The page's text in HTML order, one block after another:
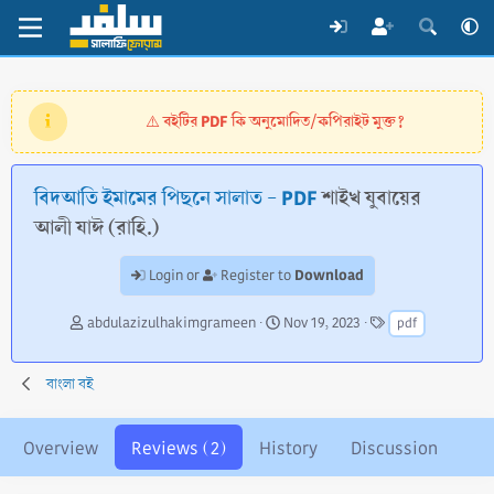
⚠️বইটির PDF কি অনুমোদিত/কপিরাইট মুক্ত?
বিদআতি ইমামের পিছনে সালাত - PDFশাইখ যুবায়ের
আলী যাঈ (রাহি.)
Login or Register to Download
A
t
h
r
abdulazizulhakimgrameen
C
e
i
o
Nov 19, 2023
T
a
g
pdf
বাংলা বই
Overview Reviews (2) History Discussion